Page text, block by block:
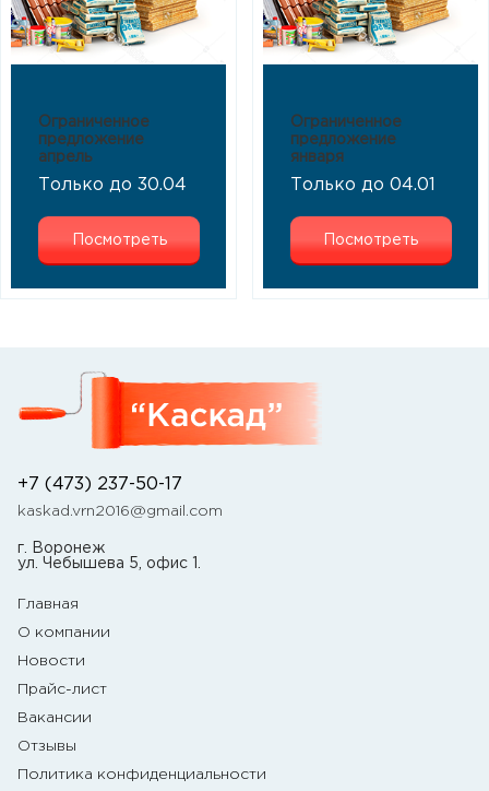
Ограниченное
предложение
апрель
Только до 30.04
Посмотреть
Ограниченное
предложение
января
Только до 04.01
Посмотреть
+7 (473) 237-50-17
kaskad.vrn2016@gmail.com
г. Воронеж
ул. Чебышева 5, офис 1.
Главная
О компании
Новости
Прайс-лист
Вакансии
Отзывы
Политика конфиденциальности